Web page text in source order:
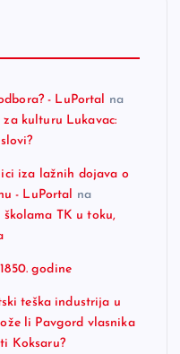
- LuPortal na
za kulturu Lukavac:
iza lažnih dojava o
- LuPortal na
TK u toku,
godine
teška industrija u
li Pavgord vlasnika
Koksaru?